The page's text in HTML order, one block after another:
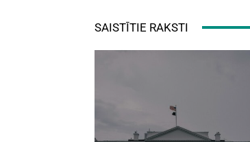
SAISTĪTIE RAKSTI